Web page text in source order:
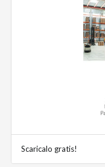
Scaricalo gratis!